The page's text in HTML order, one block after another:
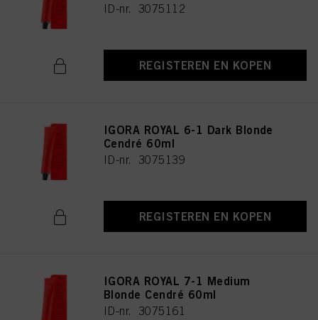
ID-nr. 3075112
REGISTEREN EN KOPEN
IGORA ROYAL 6-1 Dark Blonde
Cendré 60ml
ID-nr. 3075139
REGISTEREN EN KOPEN
IGORA ROYAL 7-1 Medium
Blonde Cendré 60ml
ID-nr. 3075161